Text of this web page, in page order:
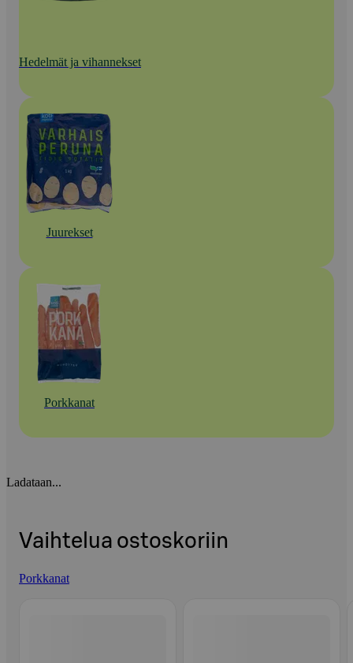
Hedelmät ja vihannekset
Juurekset
Porkkanat
Ladataan...
Vaihtelua ostoskoriin
Porkkanat